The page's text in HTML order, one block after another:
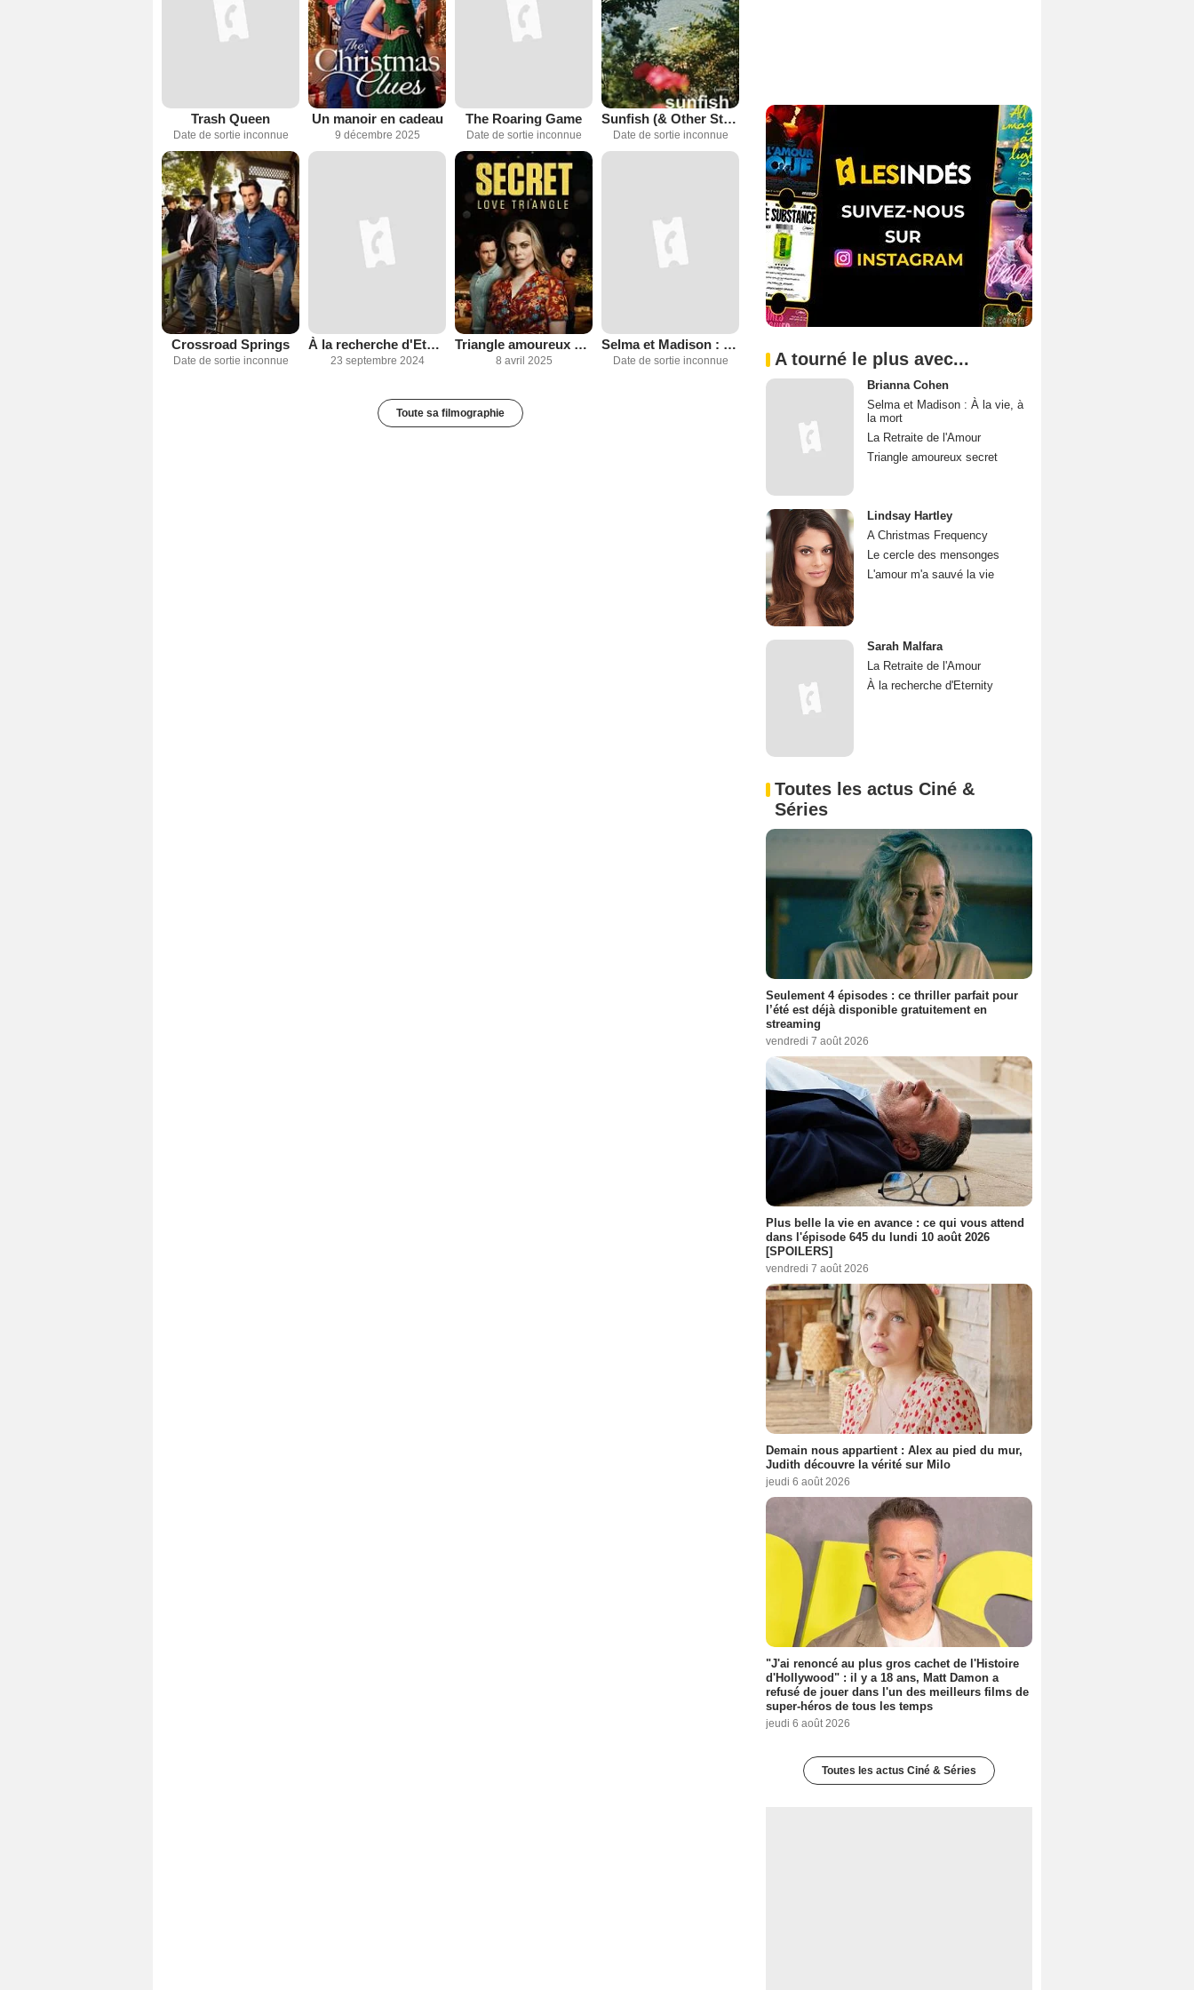
Trash Queen
Date de sortie inconnue
Un manoir en cadeau
9 décembre 2025
The Roaring Game
Date de sortie inconnue
Sunfish (& Other Stories on Green Lake)
Date de sortie inconnue
Crossroad Springs
Date de sortie inconnue
À la recherche d'Eternity
23 septembre 2024
Triangle amoureux secret
8 avril 2025
Selma et Madison : À la vie, à la mort
Date de sortie inconnue
Toute sa filmographie
A tourné le plus avec...
Brianna Cohen
Selma et Madison : À la vie, à
la mort
La Retraite de l'Amour
Triangle amoureux secret
Lindsay Hartley
A Christmas Frequency
Le cercle des mensonges
L'amour m'a sauvé la vie
Sarah Malfara
La Retraite de l'Amour
À la recherche d'Eternity
Toutes les actus Ciné &
Séries
Seulement 4 épisodes : ce thriller parfait pour
l’été est déjà disponible gratuitement en
streaming
vendredi 7 août 2026
Plus belle la vie en avance : ce qui vous attend
dans l'épisode 645 du lundi 10 août 2026
[SPOILERS]
vendredi 7 août 2026
Demain nous appartient : Alex au pied du mur,
Judith découvre la vérité sur Milo
jeudi 6 août 2026
"J'ai renoncé au plus gros cachet de l'Histoire
d'Hollywood" : il y a 18 ans, Matt Damon a
refusé de jouer dans l'un des meilleurs films de
super-héros de tous les temps
jeudi 6 août 2026
Toutes les actus Ciné & Séries